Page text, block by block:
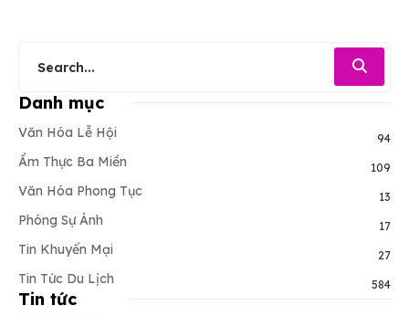
Danh mục
Văn Hóa Lễ Hội 94
Ẩm Thực Ba Miền 109
Văn Hóa Phong Tục 13
Phóng Sự Ảnh 17
Tin Khuyến Mại 27
Tin Tức Du Lịch 584
Tin tức